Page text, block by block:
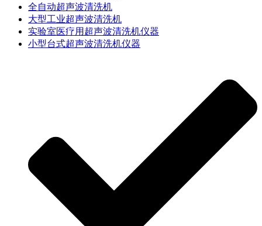
全自动超声波清洗机
大型工业超声波清洗机
实验室医疗用超声波清洗机仪器
小型台式超声波清洗机仪器